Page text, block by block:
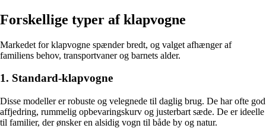
Forskellige typer af klapvogne
Markedet for klapvogne spænder bredt, og valget afhænger af
familiens behov, transportvaner og barnets alder.
1. Standard-klapvogne
Disse modeller er robuste og velegnede til daglig brug. De har ofte god
affjedring, rummelig opbevaringskurv og justerbart sæde. De er ideelle
til familier, der ønsker en alsidig vogn til både by og natur.